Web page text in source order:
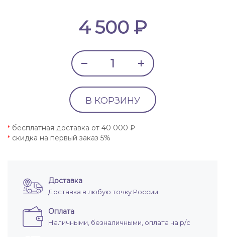
4 500 ₽
В КОРЗИНУ
* бесплатная доставка от 40 000 ₽
* скидка на первый заказ 5%
Доставка
Доставка в любую точку России
Оплата
Наличными, безналичными, оплата на р/с